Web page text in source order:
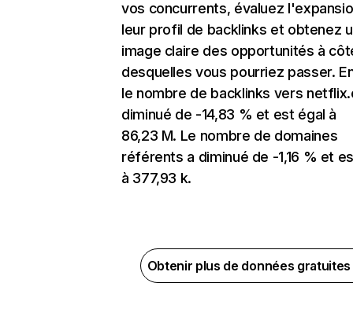
vos concurrents, évaluez
leur profil de backlinks et obtenez
image claire des opportunités à
desquelles vous pourriez passer.
le nombre de backlinks vers
diminué de -14,83 % et est égal à
86,23 M. Le nombre de domaines
référents a diminué de -1,16 % et
à 377,93 k.
Obtenir plus de données